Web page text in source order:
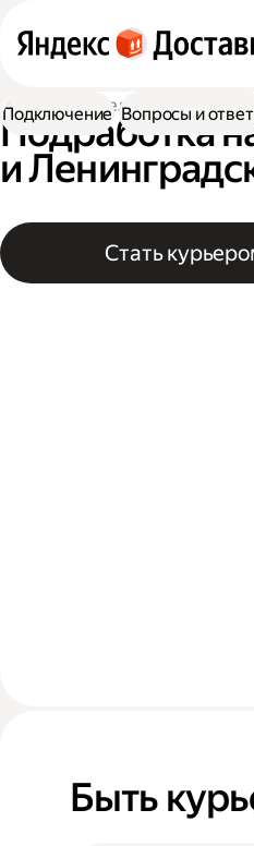
Работа водителем
Подработка
и
Стать
Подключение Вопросы и
Быть